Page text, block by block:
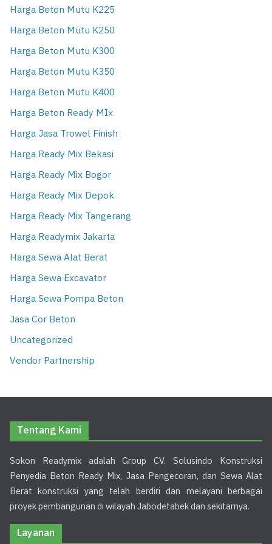
Harga Beton Mutu K225
Harga Beton Mutu K250
Harga Beton Mutu K300
Harga Beton Mutu K350
Harga Beton Mutu K400
Harga Beton Ready MIx
Harga Jasa Trowel Finish
Harga Ready Mix Bekasi
Harga Ready Mix Bogor
Harga Ready Mix Depok
Harga Ready Mix Tangerang
Harga Readymix Jakarta
Harga Sewa Alat Berat
Harga Sewa Excavator
Harga Sewa Pompa Beton
Jasa Cor Beton
Uncategorized
Vendor Partnership
Tentang Kami
Sokon Readymix adalah Group CV. Solusindo Konstruksi
Penyedia Beton Ready Mix, Jasa Pengecoran, dan Sewa Alat
Berat konstruksi yang telah berdiri dan melayani berbagai
proyek pembangunan di wilayah Jabodetabek dan sekitarnya.
Layanan